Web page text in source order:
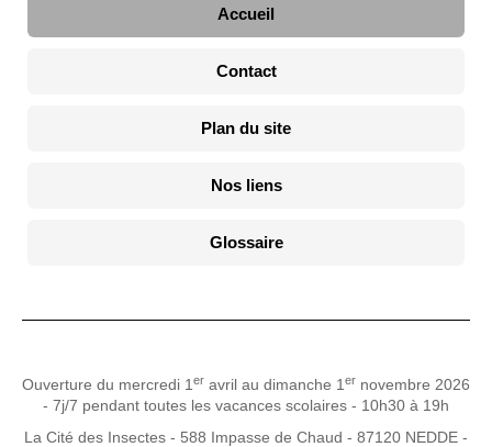
Accueil
Contact
Plan du site
Nos liens
Glossaire
Ouverture du mercredi 1 er avril au dimanche 1 er novembre 2026
- 7j/7 pendant toutes les vacances scolaires - 10h30 à 19h
La Cité des Insectes - 588 Impasse de Chaud - 87120 NEDDE -